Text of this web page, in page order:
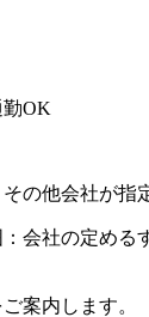
OK
の他会社が指
会社の定める
案内します。